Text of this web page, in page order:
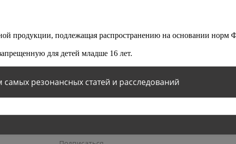
продукции, подлежащая распространению на основании норм
для детей младше 16 лет.
резонансных статей и расследований